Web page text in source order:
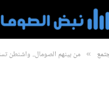
» من بينهم الصومال.. واشنطن تستأنف 6 برامج